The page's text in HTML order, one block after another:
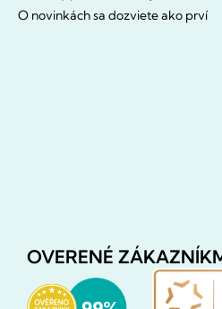
O novinkách sa dozviete ako prví
OVERENÉ